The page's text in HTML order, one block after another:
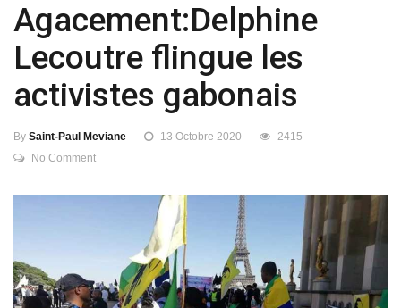
Agacement:Delphine
Lecoutre flingue les
activistes gabonais
By Saint-Paul Meviane 13 Octobre 2020
2415
No Comment